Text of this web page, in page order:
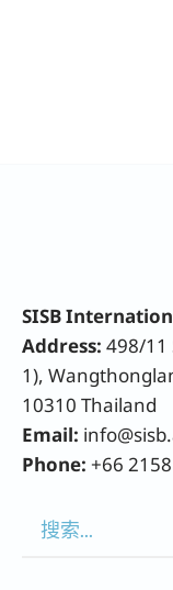
SISB
Address:498/11
1),
10310 Thailand
Email:
Phone: +66